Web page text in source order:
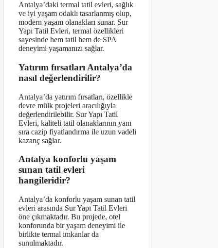
Antalya’daki termal tatil evleri, sağlık
ve iyi yaşam odaklı tasarlanmış olup,
modern yaşam olanakları sunar. Sur
Yapı Tatil Evleri, termal özellikleri
sayesinde hem tatil hem de SPA
deneyimi yaşamanızı sağlar.
Yatırım fırsatları Antalya’da
nasıl değerlendirilir?
Antalya’da yatırım fırsatları, özellikle
devre mülk projeleri aracılığıyla
değerlendirilebilir. Sur Yapı Tatil
Evleri, kaliteli tatil olanaklarının yanı
sıra cazip fiyatlandırma ile uzun vadeli
kazanç sağlar.
Antalya konforlu yaşam
sunan tatil evleri
hangileridir?
Antalya’da konforlu yaşam sunan tatil
evleri arasında Sur Yapı Tatil Evleri
öne çıkmaktadır. Bu projede, otel
konforunda bir yaşam deneyimi ile
birlikte termal imkanlar da
sunulmaktadır.